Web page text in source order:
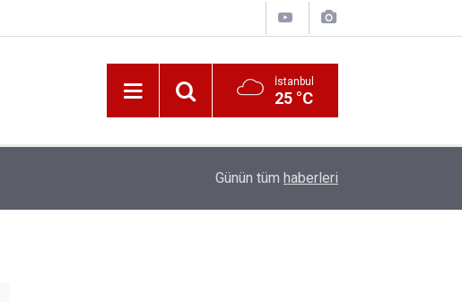
İstanbul
25 °C
Katerina Sarayı ahır saray oldu
Günün tüm haberleri